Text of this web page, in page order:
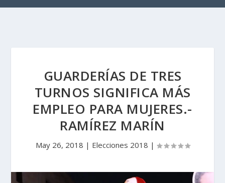
GUARDERÍAS DE TRES
TURNOS SIGNIFICA MÁS
EMPLEO PARA MUJERES.-
RAMÍREZ MARÍN
May 26, 2018 | Elecciones 2018 |